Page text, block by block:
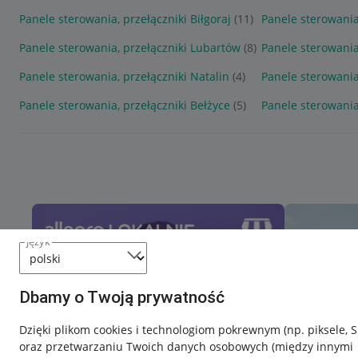
język
Dbamy o Twoją prywatność
Dzięki plikom cookies i technologiom pokrewnym (np. piksele,
oraz przetwarzaniu Twoich danych osobowych (między innymi
Panele sterowania, przełączniki Biłgoraj (11) Panele
Panele sterowania, przełączniki Lubartów (8) Panele
Panele sterowania, przełączniki Natalin (4)
Panele
Panele sterowania, przełączniki Bełżyce (5) Panele